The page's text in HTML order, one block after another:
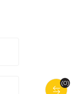
(0)